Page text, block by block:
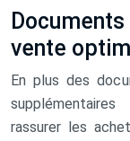
vente
En plus des
rassurer les